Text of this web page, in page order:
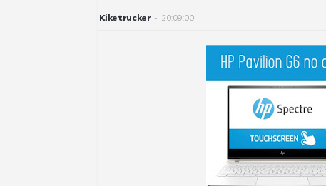
Kiketrucker - 20:09:00